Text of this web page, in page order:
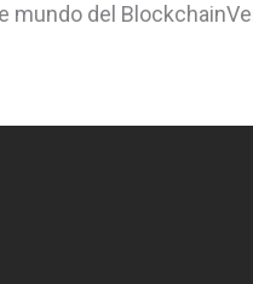
mundo del